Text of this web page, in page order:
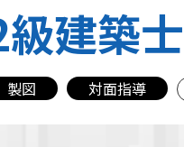
建築士
製図 対面指導